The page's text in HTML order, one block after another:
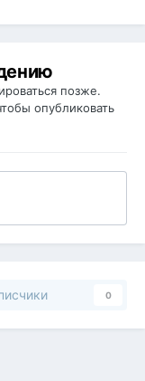
позже.
опубликовать
0